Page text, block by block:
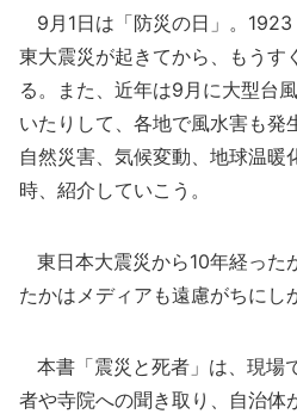
9月1日は「防災の日」。1923
東大震災が起きてから、もうす
る。また、近年は9月に大型台
いたりして、各地で風水害も発
自然災害、気候変動、地球温暖
時、紹介していこう。
東日本大震災から10年経った
たかはメディアも遠慮がちにし
本書「震災と死者」は、現場
者や寺院への聞き取り、自治体